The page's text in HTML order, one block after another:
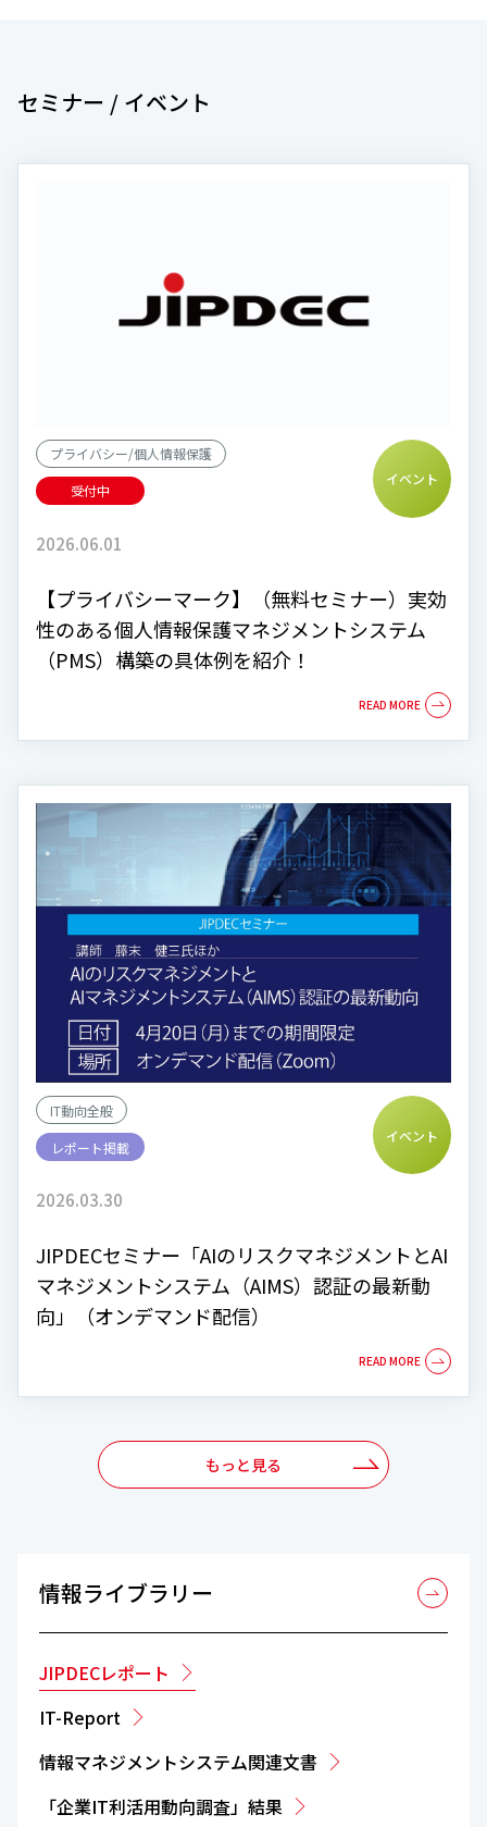
セミナー / イベント
プライバシー/個人情報保護
受付中
イベント
2026.06.01
【プライバシーマーク】（無料セミナー）実効
性のある個人情報保護マネジメントシステム
（PMS）構築の具体例を紹介！
IT動向全般
レポート掲載
イベント
2026.03.30
JIPDECセミナー「AIのリスクマネジメントとAI
マネジメントシステム（AIMS）認証の最新動
向」（オンデマンド配信）
もっと見る
情報ライブラリー
JIPDECレポート
IT-Report
情報マネジメントシステム関連文書
「企業IT利活用動向調査」結果